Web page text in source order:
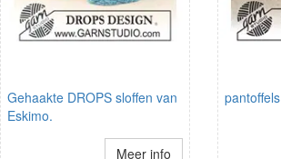
Gehaakte DROPS sloffen van
Eskimo.
Meer info
pantoffels